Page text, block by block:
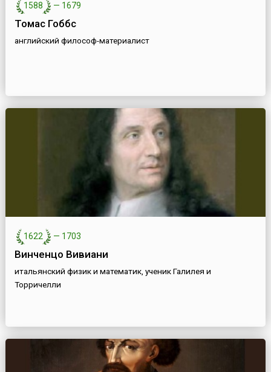
1588 — 1679
Томас Гоббс
английский философ-материалист
1622 — 1703
Винченцо Вивиани
итальянский физик и математик, ученик Галилея и
Торричелли